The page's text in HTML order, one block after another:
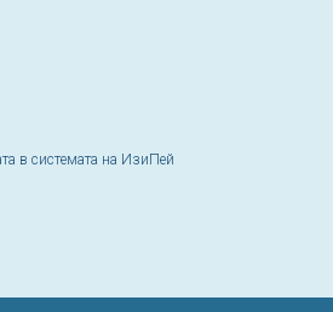
в системата на ИзиПей